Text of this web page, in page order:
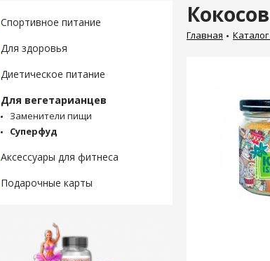
Спортивное питание
Для здоровья
Диетическое питание
Для вегетарианцев
Заменители пищи
Суперфуд
Аксессуары для фитнеса
Подарочные карты
Главная